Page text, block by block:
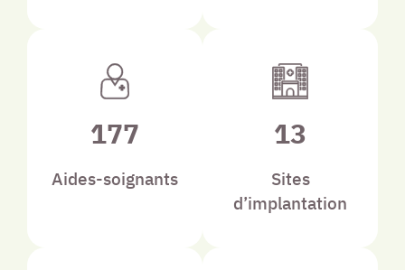
177
Aides-soignants
13
Sites
d’implantation